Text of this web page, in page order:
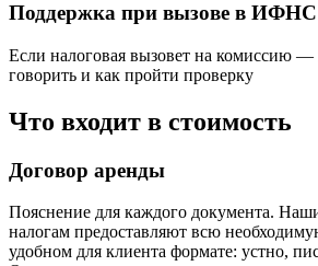
Поддержка при вызове в ИФНС
Если налоговая вызовет на комиссию —
говорить и как пройти проверку
Что входит в стоимость
Договор аренды
Пояснение для каждого документа.
налогам предоставляют всю
удобном для клиента формате: устно,